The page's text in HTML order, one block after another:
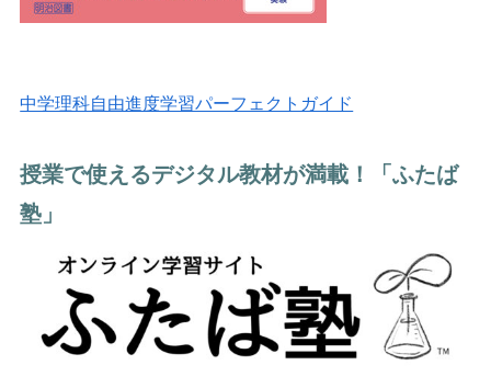
中学理科自由進度学習パーフェクトガイド
授業で使えるデジタル教材が満載！「ふたば
塾」